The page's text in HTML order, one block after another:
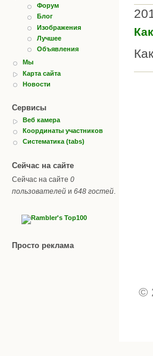
Форум
Блог
Изображения
Лучшее
Объявления
Мы
Карта сайта
Новости
Сервисы
Веб камера
Координаты участников
Систематика (tabs)
Сейчас на сайте
Сейчас на сайте 0
пользователей и 648 гостей.
Просто реклама
©